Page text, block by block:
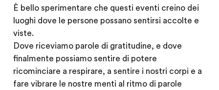
È bello sperimentare che questi eventi creino dei
luoghi dove le persone possano sentirsi accolte e
viste.
Dove riceviamo parole di gratitudine, e dove
finalmente possiamo sentire di potere
ricominciare a respirare, a sentire i nostri corpi e a
fare vibrare le nostre menti al ritmo di parole